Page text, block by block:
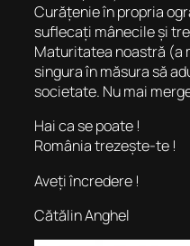
Curățenie în propria
suflecați mânecile și
Maturitatea noastră
singura în măsura să
societate. Nu mai
Hai ca se poate !
România trezește-te !
Aveți încredere !
Cătălin Anghel